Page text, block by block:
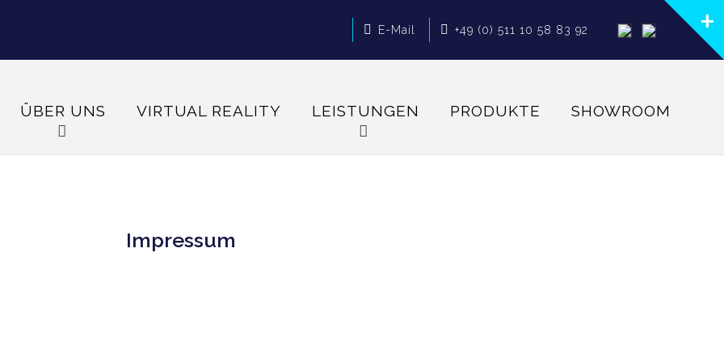
E-Mail +49 (0) 511 10 58 83 92
ÜBER UNS VIRTUAL REALITY LEISTUNGEN PRODUKTE SHOWROOM
Impressum